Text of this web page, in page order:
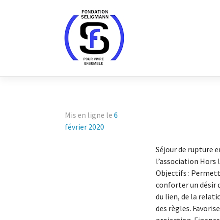
Mis en ligne le 6
février 2020
Séjour de rupture
l’association Hors
Objectifs :
conforter un désir
du lien, de la
des règles.